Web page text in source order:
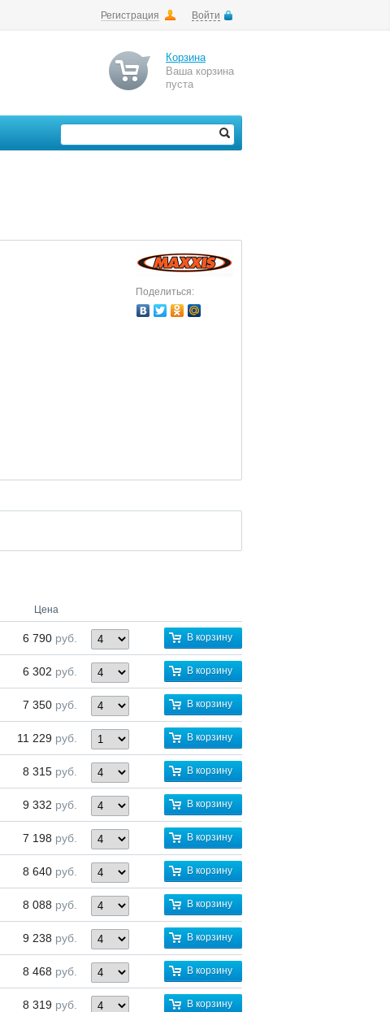
Регистрация Войти
Корзина
Ваша корзина
пуста
Поделиться:
Цена
6 790 руб. В корзину
6 302 руб. В корзину
7 350 руб. В корзину
11 229 руб. В корзину
8 315 руб. В корзину
9 332 руб. В корзину
7 198 руб. В корзину
8 640 руб. В корзину
8 088 руб. В корзину
9 238 руб. В корзину
8 468 руб. В корзину
8 319 руб. В корзину